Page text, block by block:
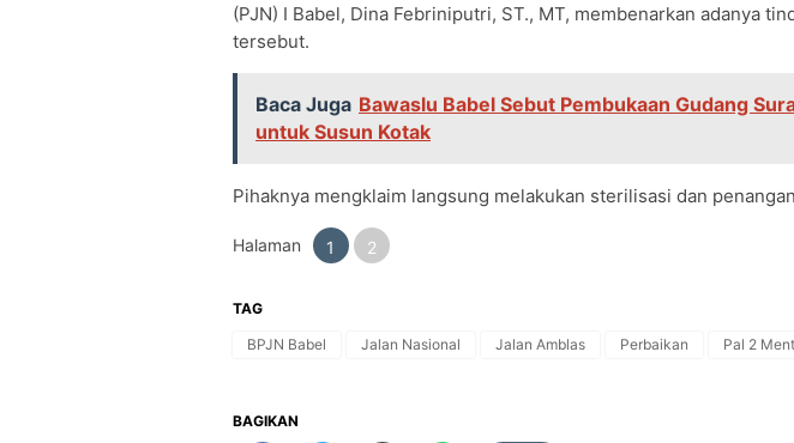
(PJN) I Babel, Dina Febriniputri, ST., MT, membenarkan adanya
tersebut.
Baca Juga Bawaslu Babel Sebut Pembukaan Gudang
untuk Susun Kotak
Pihaknya mengklaim langsung melakukan sterilisasi dan
Halaman 1 2
TAG
BPJN Babel
Jalan Nasional Jalan Amblas Perbaikan Pal 2
BAGIKAN